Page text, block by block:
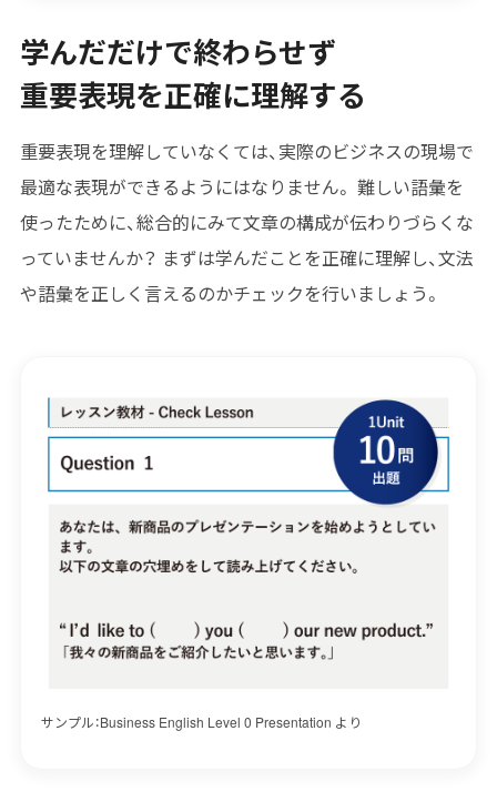
学んだだけで終わらせず
重要表現を正確に理解する
重要表現を理解していなくては、実際のビジネスの現場で
最適な表現ができるようにはなりません。 難しい語彙を
使ったために、総合的にみて文章の構成が伝わりづらくな
っていませんか？ まずは学んだことを正確に理解し、文法
や語彙を正しく言えるのかチェックを行いましょう。
サンプル：Business English Level 0 Presentation より